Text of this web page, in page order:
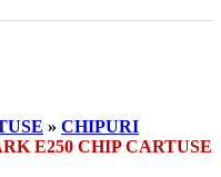
» CHIPURI
E250 CHIP CARTUSE